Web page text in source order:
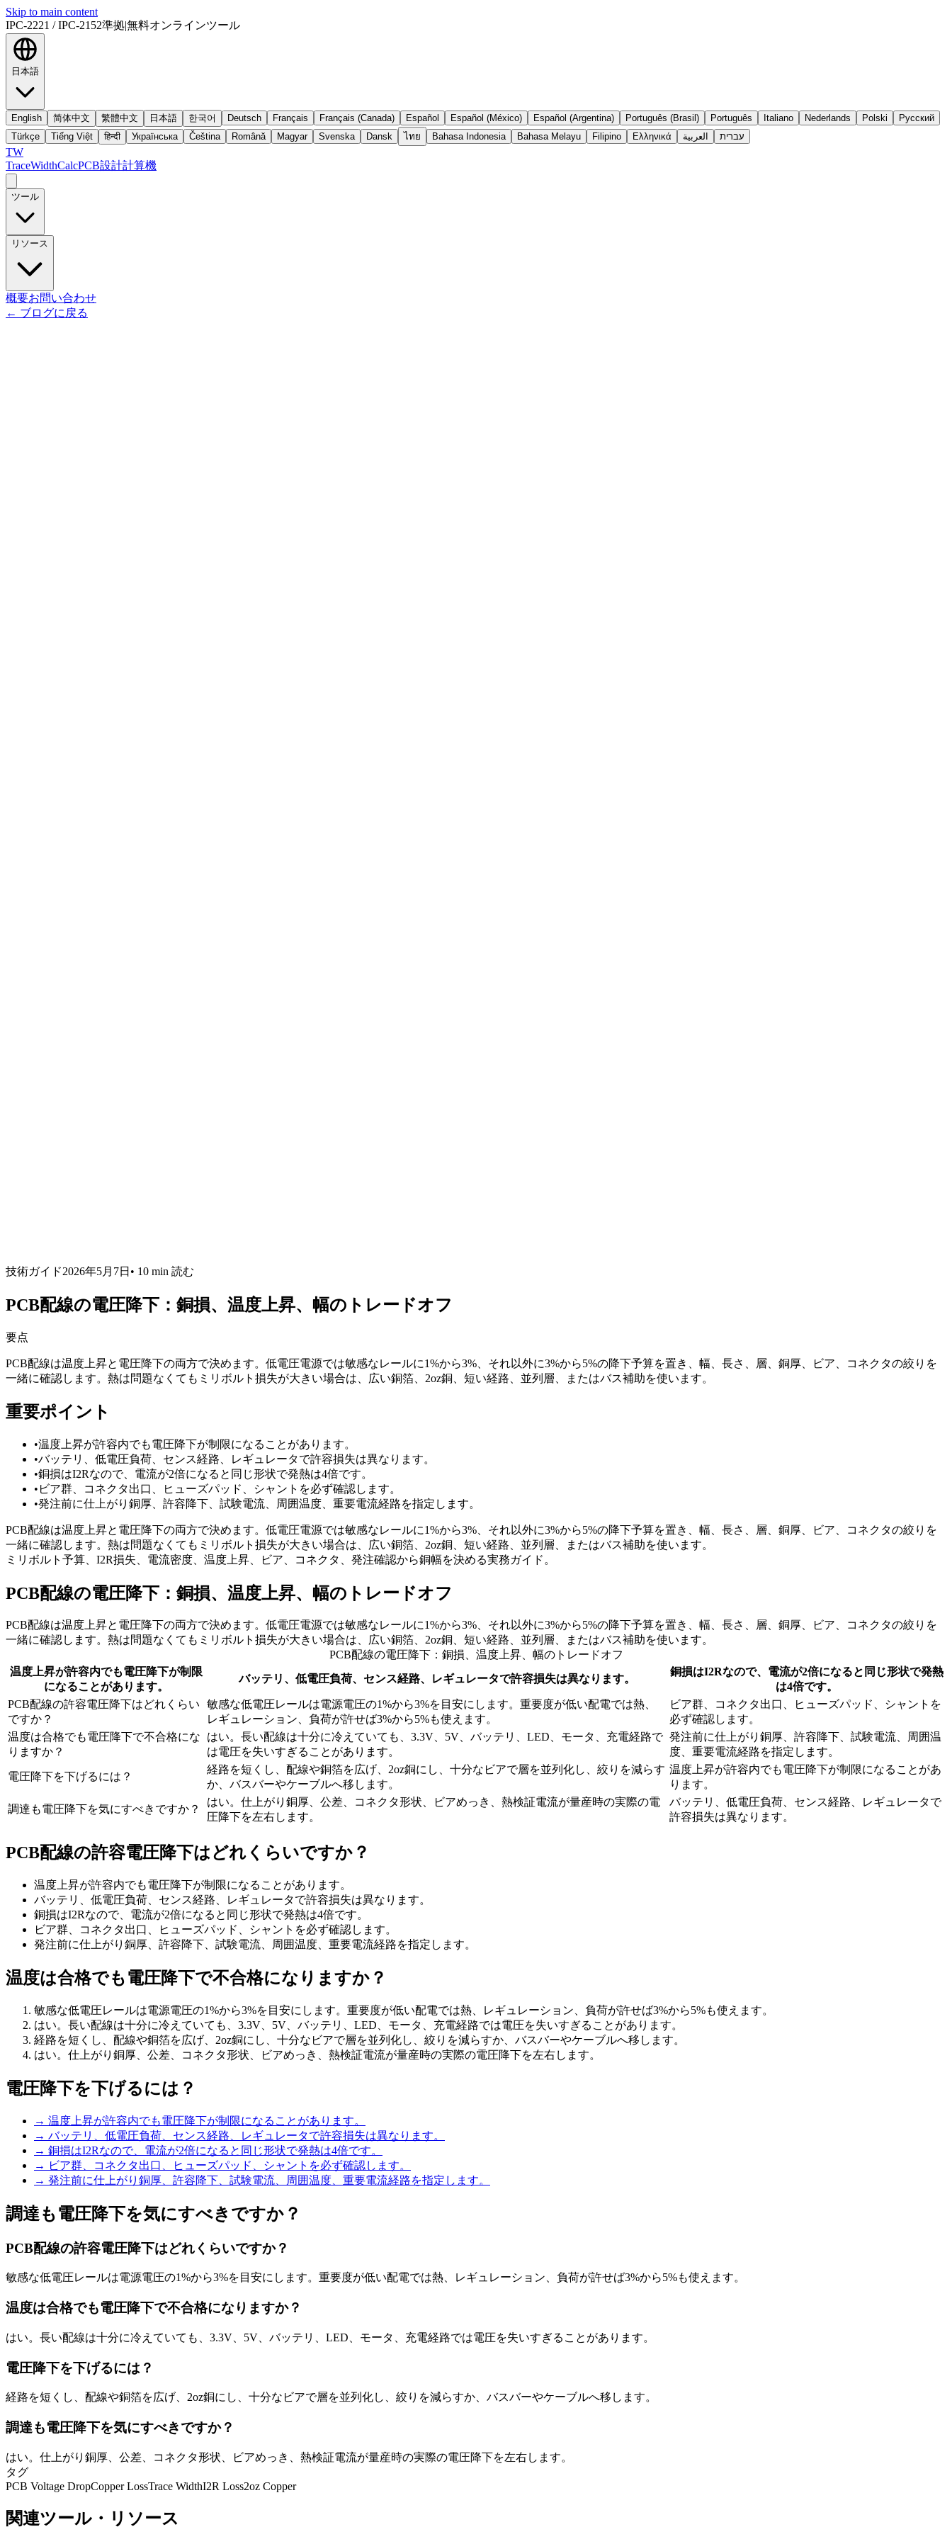
Skip to main content
IPC-2221 / IPC-2152準拠|無料オンラインツール
日本語
English 简体中文 繁體中文 日本語 한국어 Deutsch Français Français (Canada) Español Español (México) Español (Argentina) Português (Brasil) Português Italiano Nederlands Polski
Русский
Türkçe
Tiếng Việt हिन्दी Українська Čeština Română Magyar Svenska Dansk ไทย Bahasa Indonesia Bahasa Melayu Filipino Ελληνικά العربية עברית
TW
TraceWidthCalcPCB設計計算機
ツール
リソース
概要お問い合わせ
← ブログに戻る
技術ガイド2026年5月7日 • 10 min 読む
PCB配線の電圧降下：銅損、温度上昇、幅のトレードオフ
要点
PCB配線は温度上昇と電圧降下の両方で決めます。低電圧電源では敏感なレールに1%から3%、それ以外に3%から5%の降下予算を置き、幅、長さ、層、銅厚、ビア、コネクタの絞りを
一緒に確認します。熱は問題なくてもミリボルト損失が大きい場合は、広い銅箔、2oz銅、短い経路、並列層、またはバス補助を使います。
重要ポイント
•温度上昇が許容内でも電圧降下が制限になることがあります。
•バッテリ、低電圧負荷、センス経路、レギュレータで許容損失は異なります。
•銅損はI2Rなので、電流が2倍になると同じ形状で発熱は4倍です。
• ビア群、コネクタ出口、ヒューズパッド、シャントを必ず確認します。
•発注前に仕上がり銅厚、許容降下、試験電流、周囲温度、重要電流経路を指定します。
PCB配線は温度上昇と電圧降下の両方で決めます。低電圧電源では敏感なレールに1%から3%、それ以外に3%から5%の降下予算を置き、幅、長さ、層、銅厚、ビア、コネクタの絞りを
一緒に確認します。熱は問題なくてもミリボルト損失が大きい場合は、広い銅箔、2oz銅、短い経路、並列層、またはバス補助を使います。
ミリボルト予算、I2R損失、電流密度、温度上昇、ビア、コネクタ、発注確認から銅幅を決める実務ガイド。
PCB配線の電圧降下：銅損、温度上昇、幅のトレードオフ
PCB配線は温度上昇と電圧降下の両方で決めます。低電圧電源では敏感なレールに1%から3%、それ以外に3%から5%の降下予算を置き、幅、長さ、層、銅厚、ビア、コネクタの絞りを
一緒に確認します。熱は問題なくてもミリボルト損失が大きい場合は、広い銅箔、2oz銅、短い経路、並列層、またはバス補助を使います。
PCB配線の電圧降下：銅損、温度上昇、幅のトレードオフ
温度上昇が許容内でも電圧降下が制限
になることがあります。
バッテリ、低電圧負荷、センス経路、レギュレータで許容損失は異なります。
銅損はI2Rなので、電流が2倍になると同じ形状で発熱
は4倍です。
PCB配線の許容電圧降下はどれくらい
ですか？
敏感な低電圧レールは電源電圧の1%から3%を目安にします。重要度が低い配電では熱、
レギュレーション、負荷が許せば3%から5%も使えます。
ビア群、コネクタ出口、ヒューズパッド、シャントを
必ず確認します。
温度は合格でも電圧降下で不合格にな
りますか？
はい。長い配線は十分に冷えていても、3.3V、5V、バッテリ、LED、モータ、充電経路で
は電圧を失いすぎることがあります。
発注前に仕上がり銅厚、許容降下、試験電流、周囲温
度、重要電流経路を指定します。
電圧降下を下げるには？
経路を短くし、配線や銅箔を広げ、2oz銅にし、十分なビアで層を並列化し、絞りを減らす
か、バスバーやケーブルへ移します。
温度上昇が許容内でも電圧降下が制限になることがあ
ります。
調達も電圧降下を気にすべきですか？
はい。仕上がり銅厚、公差、コネクタ形状、ビアめっき、熱検証電流が量産時の実際の電
圧降下を左右します。
バッテリ、低電圧負荷、センス経路、レギュレータで
許容損失は異なります。
PCB配線の許容電圧降下はどれくらいですか？
温度上昇が許容内でも電圧降下が制限になることがあります。
バッテリ、低電圧負荷、センス経路、レギュレータで許容損失は異なります。
銅損はI2Rなので、電流が2倍になると同じ形状で発熱は4倍です。
ビア群、コネクタ出口、ヒューズパッド、シャントを必ず確認します。
発注前に仕上がり銅厚、許容降下、試験電流、周囲温度、重要電流経路を指定します。
温度は合格でも電圧降下で不合格になりますか？
敏感な低電圧レールは電源電圧の1%から3%を目安にします。重要度が低い配電では熱、レギュレーション、負荷が許せば3%から5%も使えます。
はい。長い配線は十分に冷えていても、3.3V、5V、バッテリ、LED、モータ、充電経路では電圧を失いすぎることがあります。
経路を短くし、配線や銅箔を広げ、2oz銅にし、十分なビアで層を並列化し、絞りを減らすか、バスバーやケーブルへ移します。
はい。仕上がり銅厚、公差、コネクタ形状、ビアめっき、熱検証電流が量産時の実際の電圧降下を左右します。
電圧降下を下げるには？
→ 温度上昇が許容内でも電圧降下が制限になることがあります。
→ バッテリ、低電圧負荷、センス経路、レギュレータで許容損失は異なります。
→ 銅損はI2Rなので、電流が2倍になると同じ形状で発熱は4倍です。
→ ビア群、コネクタ出口、ヒューズパッド、シャントを必ず確認します。
→ 発注前に仕上がり銅厚、許容降下、試験電流、周囲温度、重要電流経路を指定します。
調達も電圧降下を気にすべきですか？
PCB配線の許容電圧降下はどれくらいですか？
敏感な低電圧レールは電源電圧の1%から3%を目安にします。重要度が低い配電では熱、レギュレーション、負荷が許せば3%から5%も使えます。
温度は合格でも電圧降下で不合格になりますか？
はい。長い配線は十分に冷えていても、3.3V、5V、バッテリ、LED、モータ、充電経路では電圧を失いすぎることがあります。
電圧降下を下げるには？
経路を短くし、配線や銅箔を広げ、2oz銅にし、十分なビアで層を並列化し、絞りを減らすか、バスバーやケーブルへ移します。
調達も電圧降下を気にすべきですか？
はい。仕上がり銅厚、公差、コネクタ形状、ビアめっき、熱検証電流が量産時の実際の電圧降下を左右します。
タグ
PCB Voltage DropCopper LossTrace WidthI2R Loss2oz Copper
関連ツール・リソース